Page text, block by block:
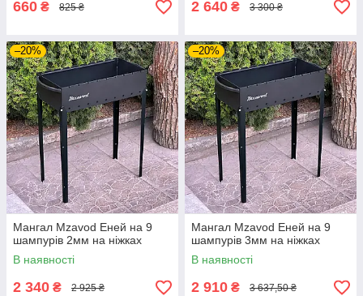
660 ₴ 825 ₴ 2 640 ₴ 3 300 ₴
–20%
Мангал Mzavod Еней на 9
шампурів 2мм на ніжках
В наявності
2 340 ₴ 2 925 ₴
–20%
Мангал Mzavod Еней на 9
шампурів 3мм на ніжках
В наявності
2 910 ₴ 3 637,50 ₴